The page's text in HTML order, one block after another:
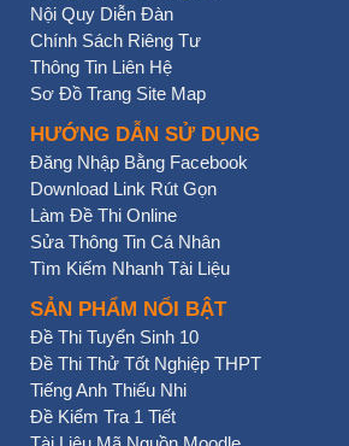
Nội Quy Diễn Đàn
Chính Sách Riêng Tư
Thông Tin Liên Hệ
Sơ Đồ Trang Site Map
HƯỚNG DẪN SỬ DỤNG
Đăng Nhập Bằng Facebook
Download Link Rút Gọn
Làm Đề Thi Online
Sửa Thông Tin Cá Nhân
Tìm Kiếm Nhanh Tài Liệu
SẢN PHẨM NỔI BẬT
Đề Thi Tuyển Sinh 10
Đề Thi Thử Tốt Nghiệp THPT
Tiếng Anh Thiếu Nhi
Đề Kiểm Tra 1 Tiết